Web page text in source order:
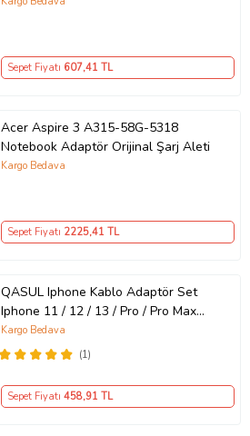
Adaptörü – Type-C ve USB Çıkışlı,
Evrensel 65W Duvar Tipi Şarj
Sepet Fiyatı 607,41 TL
Acer Aspire 3 A315-58G-5318
Notebook Adaptör Orijinal Şarj Aleti
Kargo Bedava
Sepet Fiyatı 2225,41 TL
QASUL Iphone Kablo Adaptör Set
Iphone 11 / 12 / 13 / Pro / Pro Max
Uyumlu Şarj Aleti Seti
(1)
Kargo Bedava
Sepet Fiyatı 458,91 TL